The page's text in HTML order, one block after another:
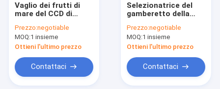
Vaglio dei frutti di
mare del CCD di
selezionatore del
gamberetto ottico
della macchina
Prezzo:negotiable
MOQ:1 insieme
Ottieni l'ultimo prezzo
Contattaci
Selezionatrice del
gamberetto della
selezionatore di
colore del CCD di alta
precisione
Prezzo:negotiable
MOQ:1 insieme
Ottieni l'ultimo prezzo
Contattaci